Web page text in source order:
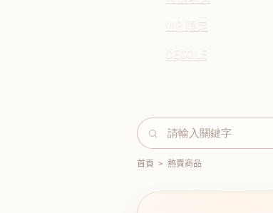
VIP 限定
首頁 > 熱賣商品